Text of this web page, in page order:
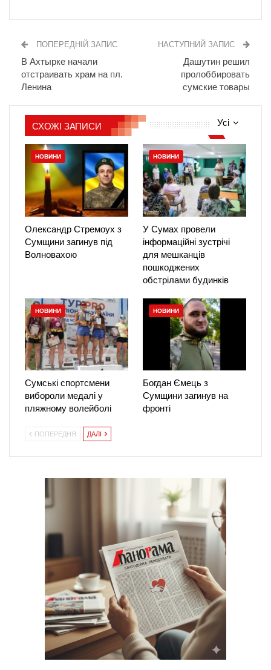
ПОПЕРЕДНІЙ ЗАПИС
В Ахтырке начали
отстраивать храм на пл.
Ленина
НАСТУПНИЙ ЗАПИС
Дашутин решил
пролоббировать
сумские товары
Усі
СХОЖІ ЗАПИСИ
НОВИНИ
Олександр Стремоух з
Сумщини загинув під
Волновахою
НОВИНИ
У Сумах провели
інформаційні зустрічі
для мешканців
пошкоджених
обстрілами будинків
НОВИНИ
Сумські спортсмени
вибороли медалі у
пляжному волейболі
НОВИНИ
Богдан Ємець з
Сумщини загинув на
фронті
ПОПЕРЕДНЯ ДАЛІ